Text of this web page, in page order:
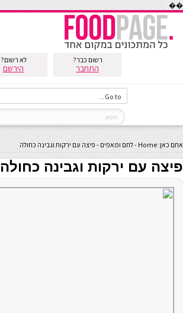
��
רשום כבר?
התחבר
לא רשום?
הירשם
אתם כאן: Home
-לחם ומאפים - פיצה עם ירקות וגבינה כחולה
פיצה עם ירקות וגבינה כחולה